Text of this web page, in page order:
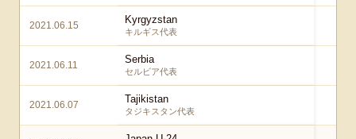
2021.06.15 Kyrgyzstan
キルギス代表
2021.06.11 Serbia
セルビア代表
2021.06.07 Tajikistan
タジキスタン代表